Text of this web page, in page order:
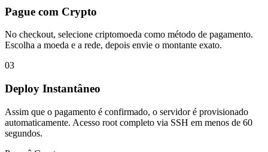
Pague com Crypto
No checkout, selecione criptomoeda como método de pagamento.
Escolha a moeda e a rede, depois envie o montante exato.
03
Deploy Instantâneo
Assim que o pagamento é confirmado, o servidor é provisionado
automaticamente. Acesso root completo via SSH em menos de 60
segundos.